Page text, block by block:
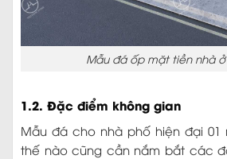
Mẫu đá ốp mặt tiền nhà
1.2. Đặc điểm không gian
Mẫu đá cho nhà phố hiện đại 01
thế nào cũng cần nắm bắt các